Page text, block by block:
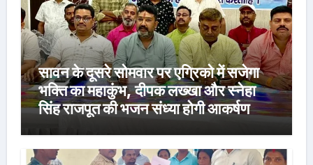
सावन के दूसरे सोमवार पर एग्रिको में सजेगा
भक्ति का महाकुंभ, दीपक लख्खा और स्नेहा
सिंह राजपूत की भजन संध्या होगी आकर्षण